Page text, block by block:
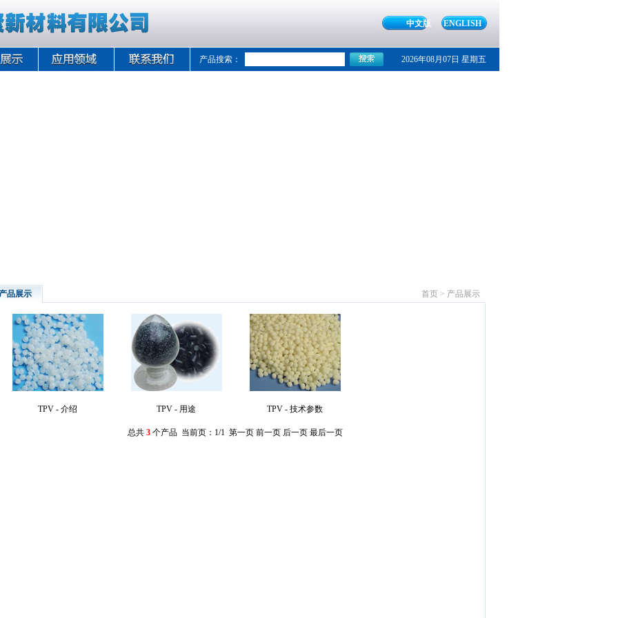
中文版 ENGLISH
产品搜索： 2026年08月07日 星期五
品展示 首页 > 产品展示
TPV - 介绍 TPV - 用途 TPV - 技术参数
总共 3 个产品 当前页：1/1 第一页 前一页 后一页 最后一页